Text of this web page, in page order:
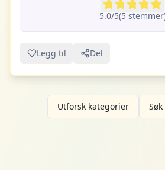
5.0/5(5stemmer
Legg til Del
Utforsk kategorier